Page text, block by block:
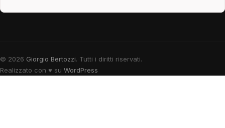
© 2026 Giorgio Bertozzi. Tutti i diritti riservati.
Realizzato con ♥ su WordPress